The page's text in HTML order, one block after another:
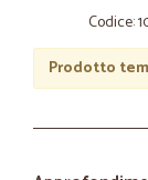
Codice:
Prodotto